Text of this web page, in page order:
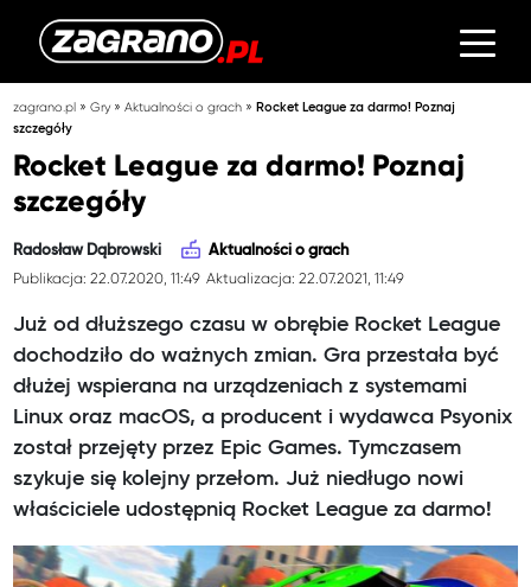
zagrano.pl »Gry»Aktualności o grach »Rocket League za darmo! Poznaj
szczegóły
Rocket League za darmo! Poznaj
szczegóły
Radosław Dąbrowski Aktualności o grach
Publikacja: 22.07.2020, 11:49 Aktualizacja: 22.07.2021, 11:49
Już od dłuższego czasu w obrębie Rocket League
dochodziło do ważnych zmian. Gra przestała być
dłużej wspierana na urządzeniach z systemami
Linux oraz macOS, a producent i wydawca Psyonix
został przejęty przez Epic Games. Tymczasem
szykuje się kolejny przełom. Już niedługo nowi
właściciele udostępnią Rocket League za darmo!